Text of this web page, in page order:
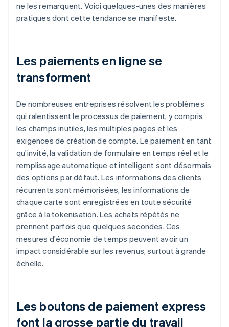
ne les remarquent. Voici quelques-unes des manières
pratiques dont cette tendance se manifeste.
Les paiements en ligne se
transforment
De nombreuses entreprises résolvent les problèmes
qui ralentissent le processus de paiement, y compris
les champs inutiles, les multiples pages et les
exigences de création de compte. Le paiement en tant
qu'invité, la validation de formulaire en temps réel et le
remplissage automatique et intelligent sont désormais
des options par défaut. Les informations des clients
récurrents sont mémorisées, les informations de
chaque carte sont enregistrées en toute sécurité
grâce à la tokenisation. Les achats répétés ne
prennent parfois que quelques secondes. Ces
mesures d'économie de temps peuvent avoir un
impact considérable sur les revenus, surtout à grande
échelle.
Les boutons de paiement express
font la grosse partie du travail